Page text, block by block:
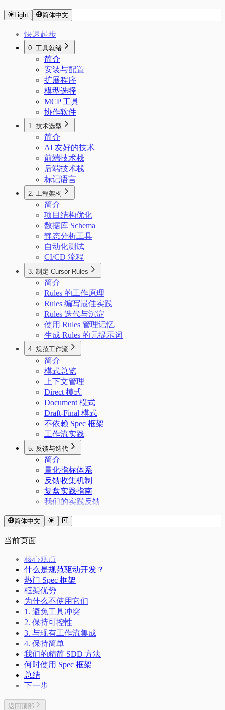
Light 简体中文
快速起步
0. 工具就绪
简介
安装与配置
扩展程序
模型选择
MCP 工具
协作软件
1. 技术选型
简介
AI 友好的技术
前端技术栈
后端技术栈
标记语言
2. 工程架构
简介
项目结构优化
数据库 Schema
静态分析工具
自动化测试
CI/CD 流程
3. 制定 Cursor Rules
简介
Rules 的工作原理
Rules 编写最佳实践
Rules 迭代与沉淀
使用 Rules 管理记忆
生成 Rules 的元提示词
4. 规范工作流
简介
模式总览
上下文管理
Direct 模式
Document 模式
Draft-Final 模式
不依赖 Spec 框架
工作流实践
5. 反馈与迭代
简介
量化指标体系
反馈收集机制
复盘实践指南
我们的实践反馈
简体中文
当前页面
核心观点
什么是规范驱动开发？
热门 Spec 框架
框架优势
为什么不使用它们
1. 避免工具冲突
2. 保持可控性
3. 与现有工作流集成
4. 保持简单
我们的精简 SDD 方法
何时使用 Spec 框架
总结
下一步
返回顶部